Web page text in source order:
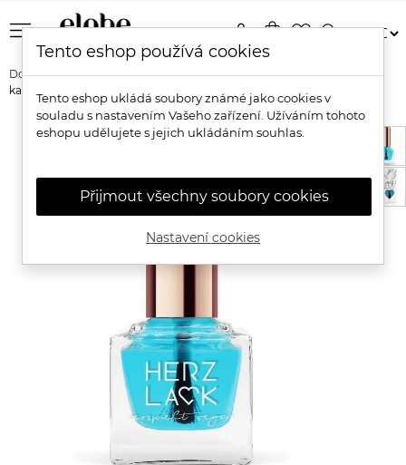
menu shopping_bagfavorite_bordersearch
person
Domů Značky Herzlack
Herzlack Base Coat Ochranná báze s
kalciem
Tento eshop používá cookies
Tento eshop ukládá soubory známé jako cookies v
souladu s nastavením Vašeho zařízení. Užíváním tohoto
eshopu udělujete s jejich ukládáním souhlas.
Přijmout všechny soubory cookies
Nastavení cookies